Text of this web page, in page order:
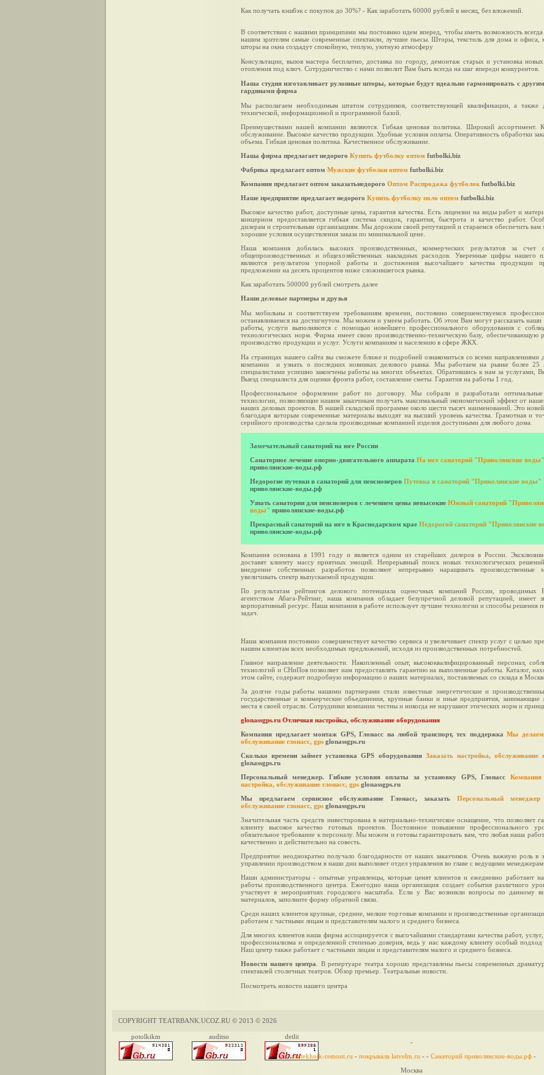
Как получать кэшбэк с покупок до 30%? - Как заработать 60000 рублей в месяц, без вложений.
В соответствии с нашими принципами мы постоянно идем вперед, чтобы иметь возможность
нашим зрителям самые современные спектакли, лучшие пьесы. Шторы, текстиль для дома и офиса,
шторы на окна создадут спокойную, теплую, уютную атмосферу
Консультации, вызов мастера бесплатно, доставка по городу, демонтаж старых и установка
отопления под ключ. Сотрудничество с нами позволит Вам быть всегда на шаг впереди конкурентов.
Наша студия изготавливает рулонные шторы, которые будут идеально гармонировать с
гардинами фирма
Мы располагаем необходимым штатом сотрудников, соответствующей квалификации, а также
технической, информационной и программной базой.
Преимуществами нашей компании являются. Гибкая ценовая политика. Широкий ассортимент.
обслуживание. Высокое качество продукции. Удобные условия оплаты. Оперативность обработки
объема. Гибкая ценовая политика. Качественное обслуживание.
Наша фирма предлагает недорого Купить футболку оптом futbolki.biz
Фабрика предлагает оптом Мужские футболки оптом futbolki.biz
Компания предлагает оптом заказатьнедорого Оптом Распродажа футболок futbolki.biz
Наше предприятие предлагает недорого Купить футболку поло оптом futbolki.biz
Высокое качество работ, доступные цены, гарантия качества. Есть лицензии на виды работ и
концерном предоставляется гибкая система скидок, гарантия, быстрота и качество работ.
дилерам и строительным организациям. Мы дорожим своей репутацией и стараемся обеспечить вам
хорошие условия осуществления заказа по минимальной цене.
Наша компания добилась высоких производственных, коммерческих результатов за счет
общепроизводственных и общехозяйственных накладных расходов. Уверенные цифры нашего
являются результатом упорной работы и достижения высочайшего качества продукции
предложении на десять процентов ниже сложившегося рынка.
Как заработать 500000 рублей смотреть далее
Наши деловые партнеры и друзья
Мы мобильны и соответствуем требованиям времени, постоянно совершенствуемся
останавливаемся на достигнутом. Мы можем и умеем работать. Об этом Вам могут рассказать наши
работы, услуги выполняются с помощью новейшего профессионального оборудования с
технологических норм. Фирма имеет свою производственно-техническую базу, обеспечивающую
производство продукции и услуг. Услуги компаниям и населению в сфере ЖКХ.
На страницах нашего сайта вы сможете ближе и подробней ознакомиться со всеми направлениями
компании и узнать о последних новинках делового рынка. Мы работаем на рынке более 25
специалистами успешно закончены работы на многих объектах. Обратившись к нам за услугами,
Выезд специалиста для оценки фронта работ, составление сметы. Гарантия на работы 1 год.
Профессиональное оформление работ по договору. Мы собрали и разработали оптимальные
технологии, позволяющие нашим заказчикам получать максимальный экономический эффект от
наших деловых проектов. В нашей складской программе около шести тысяч наименований. Это
благодаря которым современные материалы выходят на высший уровень качества. Грамотная и
серийного производства сделала производимые компанией изделия доступными для любого дома.
Замечательный санаторий на юге России
Санаторное лечение опорно-двигательного аппарата На юге санаторий "Приволянские воды"
приволянские-воды.рф
Недорогие путевки в санаторий для пенсионеров Путевка в санаторий "Приволянские воды"
приволянские-воды.рф
Узнать санатории для пенсионеров с лечением цены невысокие Южный санаторий
воды" приволянские-воды.рф
Прекрасный санаторий на юге в Краснодарском крае Недорогой санаторий "Приволянские
приволянские-воды.рф
Компания основана в 1991 году и является одним из старейших дилеров в России.
доставят клиенту массу приятных эмоций. Непрерывный поиск новых технологических
внедрение собственных разработок позволяют непрерывно наращивать производственные
увеличивать спектр выпускаемой продукции.
По результатам рейтингов делового потенциала оценочных компаний России, проводимых
агентством Абага-Рейтинг, наша компания обладает безупречной деловой репутацией, имеет
корпоративный ресурс. Наша компания в работе использует лучшие технологии и способы решения
задач.
Наша компания постоянно совершенствует качество сервиса и увеличивает спектр услуг с целью
нашим клиентам всех необходимых предложений, исходя из производственных потребностей.
Главное направление деятельности. Накопленный опыт, высококвалифицированный персонал,
технологий и СНиПов позволяет нам предоставлять гарантию на выполненные работы. Каталог,
этом сайте, содержит подробную информацию о наших материалах, поставляемых со склада в
За долгие годы работы нашими партнерами стали известные энергетические и
государственные и коммерческие объединения, крупные банки и иные предприятия,
места в своей отрасли. Сотрудники компании честны и никогда не нарушают этических норм и
glonassgps.ru Отличная настройка, обслуживание оборудования
Компания предлагает монтаж GPS, Глонасс на любой транспорт, тех поддержка Мы делаем
обслуживание глонасс, gps glonassgps.ru
Сколько времени займет установка GPS оборудования Заказать настройка, обслуживание
glonassgps.ru
Персональный менеджер. Гибкие условия оплаты за установку GPS, ГлонассКомпания
настройка, обслуживание глонасс, gps glonassgps.ru
Мы предлагаем сервисное обслуживание Глонасс, заказать Персональный менеджер
обслуживание глонасс, gps glonassgps.ru
Значительная часть средств инвестирована в материально-техническое оснащение, что позволяет
клиенту высокое качество готовых проектов. Постоянное повышение профессионального
обязательное требование к персоналу. Мы можем и готовы гарантировать вам, что любая наша
качественно и действительно на совесть.
Предприятие неоднократно получало благодарности от наших заказчиков. Очень важную роль в
управлении производством в наши дни выполняет отдел управления во главе с ведущими
Наши администраторы - опытные управленцы, которые ценят клиентов и ежедневно работают
работы производственного центра. Ежегодно наша организация создает события различного
участвует в мероприятиях городского масштаба. Если у Вас возникли вопросы по данному
материалов, заполните форму обратной связи.
Среди наших клиентов крупные, средние, мелкие торговые компании и производственные
работаем с частными лицам и представителям малого и среднего бизнеса.
Для многих клиентов наша фирма ассоциируется с высочайшими стандартами качества работ, услуг,
профессионализма и определенной степенью доверия, ведь у нас каждому клиенту особый подход
Наш центр также работает с частными лицам и представителям малого и среднего бизнеса.
Новости нашего центра . В репертуаре театра хорошо представлены пьесы современных
спектаклей столичных театров. Обзор премьер. Театральные новости.
Посмотреть новости нашего центра
COPYRIGHT TEATRBANK.UCOZ.RU © 2013 © 2026
potolkikm auditso detlit
-
-santekhnik-remont.ru - покрывала latvelm.ru - - Санаторий приволянские-воды.рф -
Москва